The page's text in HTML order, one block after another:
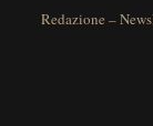
Redazione –